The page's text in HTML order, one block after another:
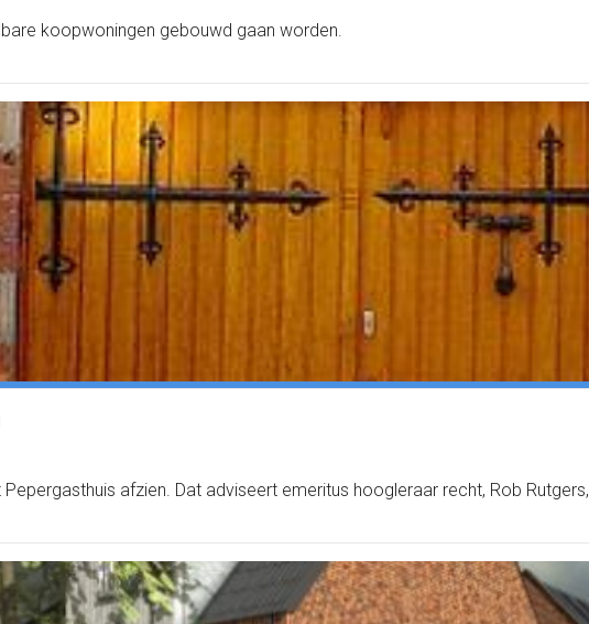
koopwoningen gebouwd gaan worden.
afzien. Dat adviseert emeritus hoogleraar recht, Rob Rutgers,